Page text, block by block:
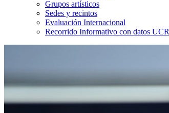
Grupos artísticos
Sedes y recintos
Evaluación Internacional
Recorrido Informativo con datos UCR